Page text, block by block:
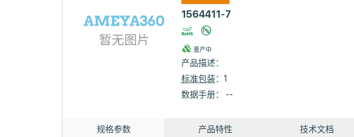
1564411-7
量产中
产品描述：
标准包装：1
数据手册： --
规格参数 产品特性 技术文档